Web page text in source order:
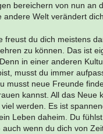
bereichern von nun an
andere Welt verändert
freust du dich meistens
zu können. Das ist
in einer anderen
musst du immer
musst neue Freunde
kannst. All das Neue
werden. Es ist
Leben daheim. Du
wenn du dich von